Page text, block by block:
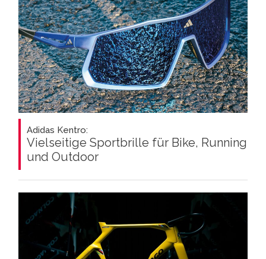
Adidas Kentro:
Vielseitige Sportbrille für Bike, Running
und Outdoor